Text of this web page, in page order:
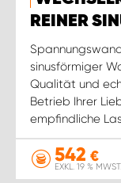
REINER
sinusförmiger
Qualität und
Betrieb Ihrer
empfindliche
542 €
EXKL. 19 % MWST.
WORK SYSTEM